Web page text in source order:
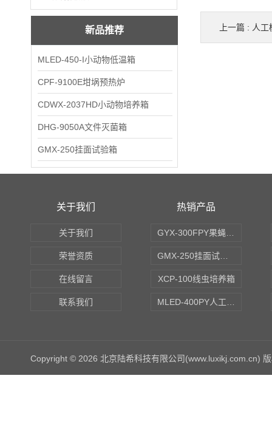
新品推荐
MLED-450-I小动物低温箱
CPF-9100E坩埚预热炉
CDWX-2037HD小动物培养箱
DHG-9050A文件灭菌箱
GMX-250挂面试验箱
上一篇 : 人工
关于我们
关于我们
荣誉资质
在线留言
联系我们
热销产品
XCP-100线虫培养箱
Copyright © 2026 北京陆希科技有限公司(www.luxikj.com.cn)